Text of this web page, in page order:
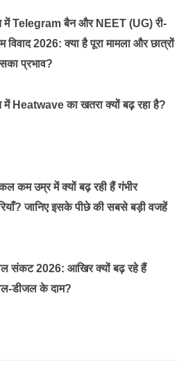
हुआ है तो उसे ऐसे कारणों और जगह से
एवं शान्ति प्रदान करने वाली
साथ ही मधुर संगीत एवं सकारात्मक
पढ़नी चाहिए।
में Telegram बैन और NEET (UG) री-
विवाद 2026: क्या है पूरा मामला और छात्रों
प्रभाव?
में Heatwave का खतरा क्यों बढ़ रहा है?
कम उम्र में क्यों बढ़ रही हैं गंभीर
जानिए इसके पीछे की सबसे बड़ी वजहें
संकट 2026: आखिर क्यों बढ़ रहे हैं
डीजल के दाम?